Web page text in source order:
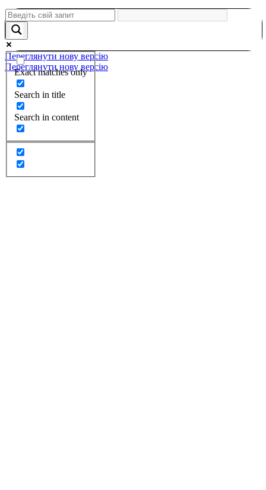
Exact matches only
Search in title
Search in content
Переглянути нову версію
Переглянути нову версію